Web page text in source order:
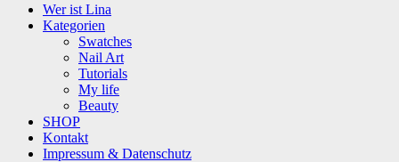
Wer ist Lina
Kategorien
Swatches
Nail Art
Tutorials
My life
Beauty
SHOP
Kontakt
Impressum & Datenschutz